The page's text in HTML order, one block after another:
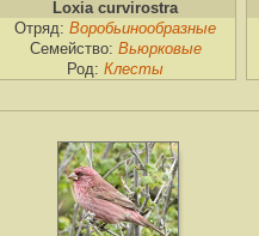
Loxia curvirostra
Отряд:Воробьинообразные
Семейство: Вьюрковые
Род:Клесты